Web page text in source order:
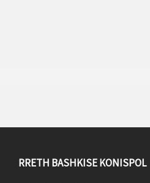
RRETH BASHKISE KONISPOL